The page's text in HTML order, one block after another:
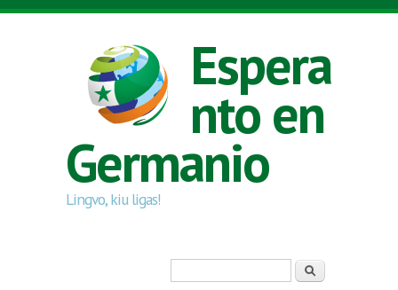
Skip to main content
Espera
nto en
Germanio
Lingvo, kiu ligas!